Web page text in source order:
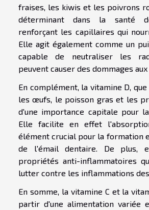
fraises, les kiwis et les poivrons
déterminant dans la santé
renforçant les capillaires qui
Elle agit également comme un
capable de neutraliser les
peuvent causer des dommages aux
En complément, la vitamine D,
les œufs, le poisson gras et les
d'une importance capitale pour
Elle facilite en effet
élément crucial pour la formation
de l'émail dentaire. De plus,
propriétés anti-inflammatoires
lutter contre les inflammations des
En somme, la vitamine C et la
partir d'une alimentation variée